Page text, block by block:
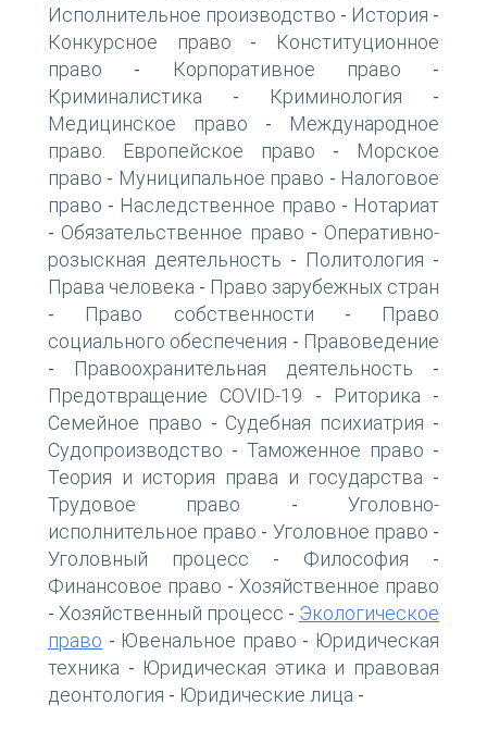
Исполнительное производство - История -
Конкурсное право -
Конституционное
право - Корпоративное право -
Криминалистика - Криминология -
Медицинское право -
Международное
право. Европейское право -
Морское
право - Муниципальное право - Налоговое
право - Наследственное право - Нотариат
- Обязательственное право - Оперативно-
розыскная деятельность - Политология -
Права человека - Право зарубежных стран
- Право собственности -
Право
социального обеспечения - Правоведение
- Правоохранительная деятельность -
Предотвращение COVID-19 - Риторика -
Семейное право - Судебная психиатрия -
Судопроизводство - Таможенное право -
Теория и история права и государства -
Трудовое право -Уголовно-
исполнительное право - Уголовное право -
Уголовный процесс - Философия -
Финансовое право - Хозяйственное право
- Хозяйственный процесс - Экологическое
право - Ювенальное право - Юридическая
техника - Юридическая этика и правовая
деонтология - Юридические лица -